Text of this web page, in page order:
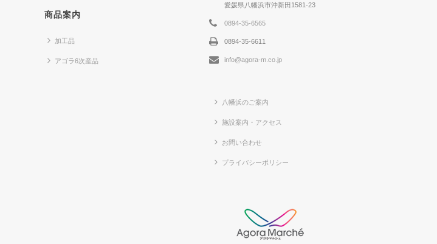
商品案内
加工品
アゴラ6次産品
愛媛県八幡浜市沖新田1581-23
0894-35-6565
0894-35-6611
info@agora-m.co.jp
八幡浜のご案内
施設案内・アクセス
お問い合わせ
プライバシーポリシー